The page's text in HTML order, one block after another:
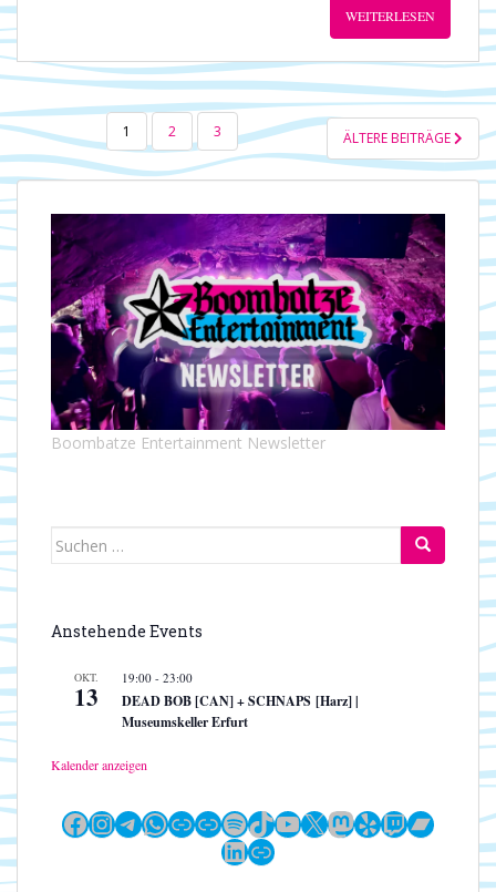
WEITERLESEN
SEITENNUMMERIERUNG
DER
BEITRÄGE
1 2 3 ÄLTERE BEITRÄGE
Boombatze Entertainment Newsletter
Suchen
Anstehende Events
OKT.
13
19:00 - 23:00
DEAD BOB [CAN] + SCHNAPS [Harz] |
Museumskeller Erfurt
Kalender anzeigen
Facebook
Instagram
Telegram
WhatsApp
LinkLinkSpotify
TikTok
YouTube
X Mastodon
YelpTwitch
LinkedIn
Link